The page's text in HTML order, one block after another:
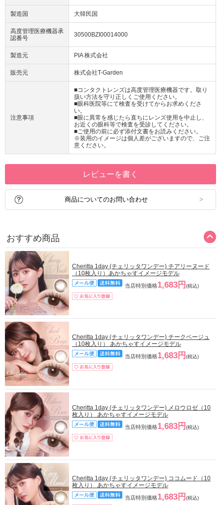
製造国 大韓民国
高度管理医療機器承
認番号
30500BZI00014000
製造元 PIA 株式会社
販売元 株式会社T-Garden
注意事項
■コンタクトレンズは高度管理医療機器です。取り
扱い方法を守り正しくご使用ください。
■眼科医院等にて検査を受けてからお求めくださ
い。
■眼に異常を感じたら直ちにレンズ使用を中止し、
お近くの眼科等で検査を受診してください。
■ご使用の前に必ず添付文書をお読みください。
※装用のイメージは個人差がございますので、ご注
意ください。
レビューを書く
商品についてのお問い合わせ
おすすめ商品
Cheritta 1day (チェリッタワンデー) チアリーヌード
（10枚入り）あかちゃすイメージモデル
当店特別価格1,683円 (税込)
Cheritta 1day (チェリッタワンデー) チークベージュ
（10枚入り） あかちゃすイメージモデル
当店特別価格1,683円 (税込)
Cheritta 1day (チェリッタワンデー) メロウロゼ（10
枚入り） あかちゃすイメージモデル
当店特別価格1,683円 (税込)
Cheritta 1day (チェリッタワンデー) ココムード（10
枚入り） あかちゃすイメージモデル
当店特別価格1,683円 (税込)